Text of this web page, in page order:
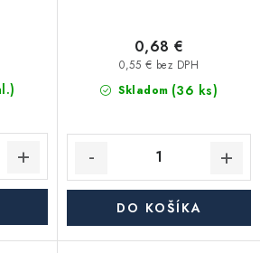
Skladom (36 ks)
0,55 € bez DPH
0,68 €
DO KOŠÍKA